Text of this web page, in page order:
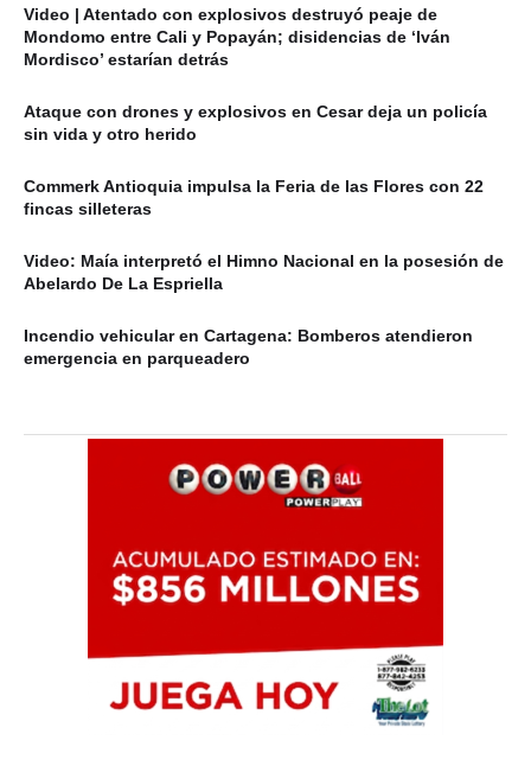
Video | Atentado con explosivos destruyó peaje de
Mondomo entre Cali y Popayán; disidencias de ‘Iván
Mordisco’ estarían detrás
Ataque con drones y explosivos en Cesar deja un policía
sin vida y otro herido
Commerk Antioquia impulsa la Feria de las Flores con 22
fincas silleteras
Video: Maía interpretó el Himno Nacional en la posesión de
Abelardo De La Espriella
Incendio vehicular en Cartagena: Bomberos atendieron
emergencia en parqueadero